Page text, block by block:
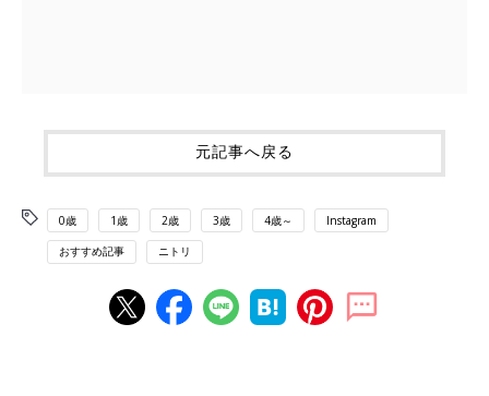
元記事へ戻る
0歳 1歳 2歳 3歳 4歳～ Instagram
おすすめ記事 ニトリ